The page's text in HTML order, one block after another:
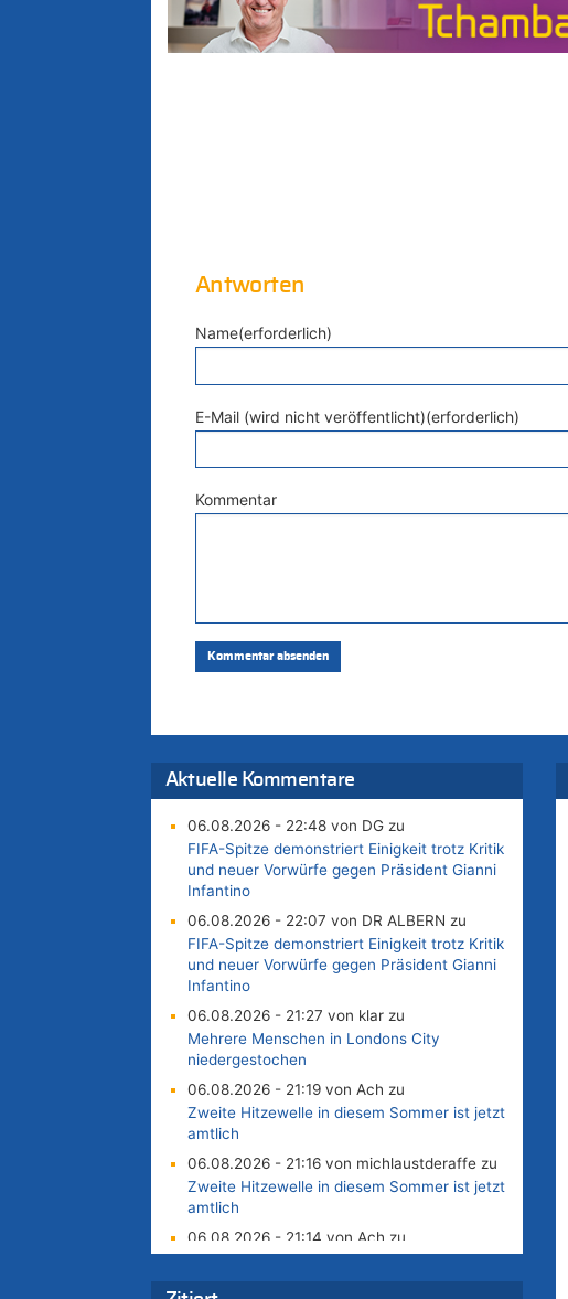
Antworten
Name(erforderlich)
E-Mail (wird nicht veröffentlicht)(erforderlich)
Kommentar
Aktuelle Kommentare
06.08.2026 - 22:48 von DG zu
FIFA-Spitze demonstriert Einigkeit trotz Kritik
und neuer Vorwürfe gegen Präsident Gianni
Infantino
06.08.2026 - 22:07 von DR ALBERN zu
FIFA-Spitze demonstriert Einigkeit trotz Kritik
und neuer Vorwürfe gegen Präsident Gianni
Infantino
06.08.2026 - 21:27 von klar zu
Mehrere Menschen in Londons City
niedergestochen
06.08.2026 - 21:19 von Ach zu
Zweite Hitzewelle in diesem Sommer ist jetzt
amtlich
06.08.2026 - 21:16 von michlaustderaffe zu
Zweite Hitzewelle in diesem Sommer ist jetzt
amtlich
06.08.2026 - 21:14 von Ach zu
Pferdesports – Belgien setzt bei Reit-WM auf